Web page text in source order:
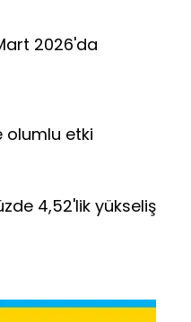
2026'da
olumlu etki
4,52'lik yükseliş